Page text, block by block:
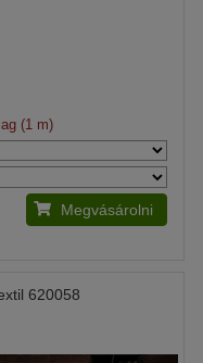
(1 m)
Megvásárolni
620058